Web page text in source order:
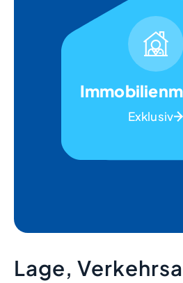
Exklusiv
Lage,